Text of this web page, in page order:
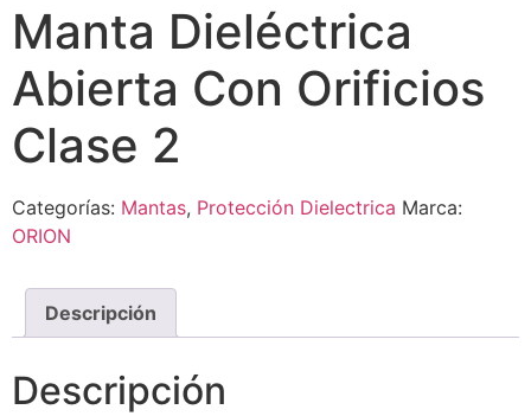
Manta Dieléctrica
Abierta Con Orificios
Clase 2
Categorías: Mantas, Protección Dielectrica Marca:
ORION
Descripción
Descripción